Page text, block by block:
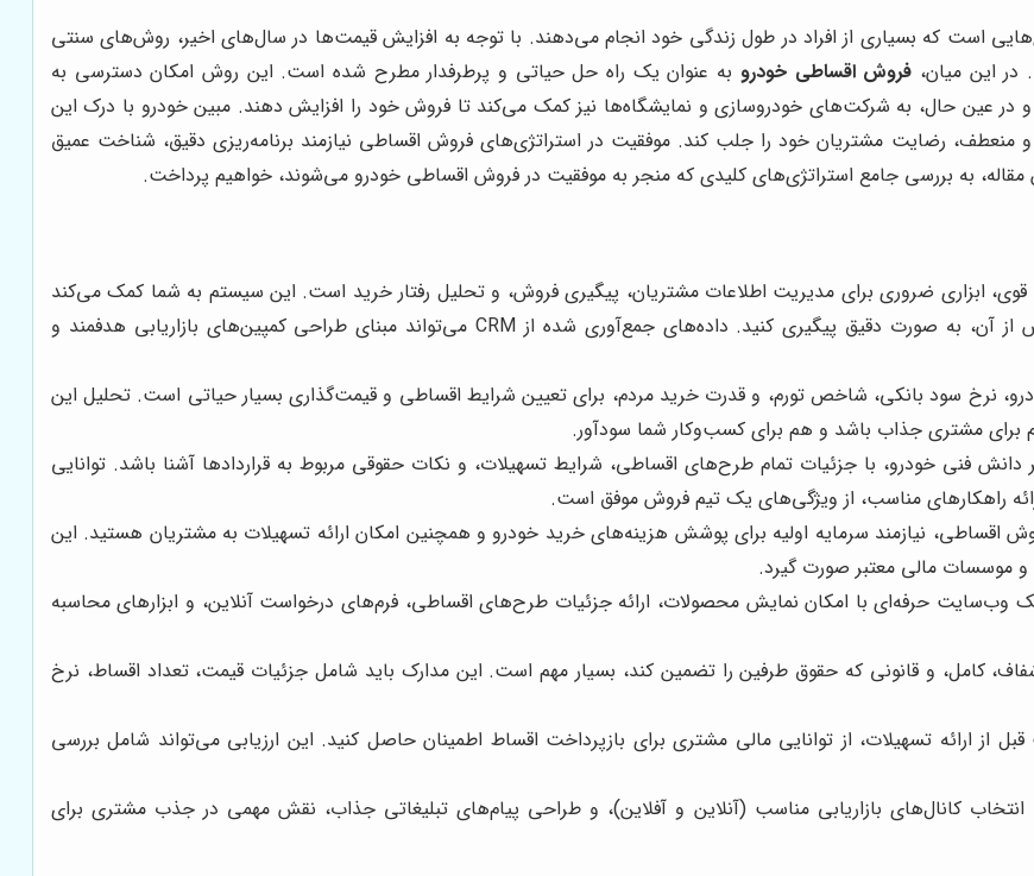
است که بسیاری از افراد در طول زندگی خود انجام می‌دهند. با توجه به افزایش قیمت‌ها در سال‌های اخیر، روش‌های سنتی
این میان، فروش اقساطی خودرو به عنوان یک راه حل حیاتی و پرطرفدار مطرح شده است. این روش امکان دسترسی به
در عین حال، به شرکت‌های خودروسازی و نمایشگاه‌ها نیز کمک می‌کند تا فروش خود را افزایش دهند. مبین خودرو با درک این
و منعطف، رضایت مشتریان خود را جلب کند. موفقیت در استراتژی‌های فروش اقساطی نیازمند برنامه‌ریزی دقیق، شناخت عمیق
مقاله، به بررسی جامع استراتژی‌های کلیدی که منجر به موفقیت در فروش اقساطی خودرو می‌شوند، خواهیم پرداخت.
یک سیستم CRM قوی، ابزاری ضروری برای مدیریت اطلاعات مشتریان، پیگیری فروش، و تحلیل رفتار خرید است. این سیستم به شما کمک می‌کند
تا هر مشتری را از اولین تماس تا تحویل خودرو و حتی پس از آن، به صورت دقیق پیگیری کنید. داده‌های جمع‌آوری شده از CRM می‌تواند مبنای طراحی کمپین‌های بازاریابی هدفمند و
نرخ سود بانکی، شاخص تورم، و قدرت خرید مردم، برای تعیین شرایط اقساطی و قیمت‌گذاری بسیار حیاتی است. تحلیل این
برای مشتری جذاب باشد و هم برای کسب‌وکار شما سودآور.
دانش فنی خودرو، با جزئیات تمام طرح‌های اقساطی، شرایط تسهیلات، و نکات حقوقی مربوط به قراردادها آشنا باشد. توانایی
راهکارهای مناسب، از ویژگی‌های یک تیم فروش موفق است.
اقساطی، نیازمند سرمایه اولیه برای پوشش هزینه‌های خرید خودرو و همچنین امکان ارائه تسهیلات به مشتریان هستید. این
و موسسات مالی معتبر صورت گیرد.
حرفه‌ای با امکان نمایش محصولات، ارائه جزئیات طرح‌های اقساطی، فرم‌های درخواست آنلاین، و ابزارهای محاسبه
کامل، و قانونی که حقوق طرفین را تضمین کند، بسیار مهم است. این مدارک باید شامل جزئیات قیمت، تعداد اقساط، نرخ
از ارائه تسهیلات، از توانایی مالی مشتری برای بازپرداخت اقساط اطمینان حاصل کنید. این ارزیابی می‌تواند شامل بررسی
کانال‌های بازاریابی مناسب (آنلاین و آفلاین)، و طراحی پیام‌های تبلیغاتی جذاب، نقش مهمی در جذب مشتری برای